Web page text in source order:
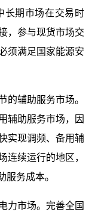
长期市场在交易时
，参与现货市场交
须满足国家能源安
辅助服务市场。
辅助服务市场，因
实现调频、备用辅
连续运行的地区，
服务成本。
市场。完善全国